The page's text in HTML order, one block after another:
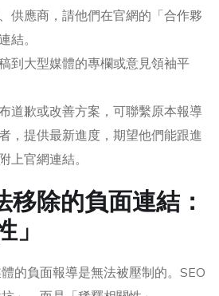
供應商，請他們在官網的「合作夥
結。
到大型媒體的專欄或意見領袖平
道歉或改善方案，可聯繫原本報導
，提供最新進度，期望他們能跟進
上官網連結。
除的負面連結：
」
的負面報導是無法被壓制的。SEO